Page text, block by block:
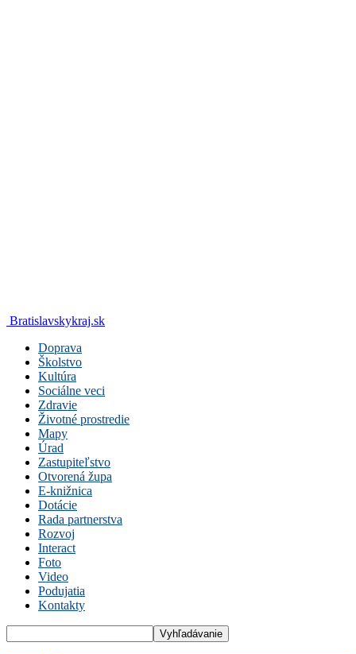
Bratislavskykraj.sk
Doprava
Školstvo
Kultúra
Sociálne veci
Zdravie
Životné prostredie
Mapy
Úrad
Zastupiteľstvo
Otvorená župa
E-knižnica
Dotácie
Rada partnerstva
Rozvoj
Interact
Foto
Video
Podujatia
Kontakty